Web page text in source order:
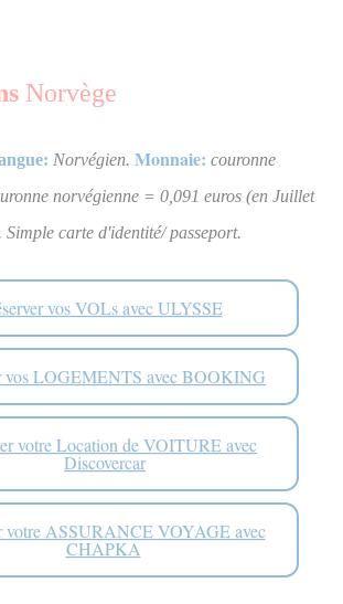
Norvège
Norvégien. Monnaie: couronne
norvégienne = 0,091 euros (en Juillet
Simple carte d'identité/ passeport.
vos VOLs avec ULYSSE
vos LOGEMENTS avec BOOKING
votre Location de VOITURE avec
Discovercar
votre ASSURANCE VOYAGE avec
CHAPKA